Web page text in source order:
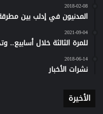
2018-02-08
المدنيون في إدلب بين
2021-09-04
للمرة الثالثة خلال
2018-06-14
نشرات الأخبار
الأخيرة